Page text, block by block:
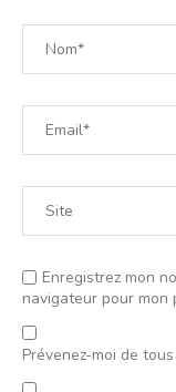
Enregistrez mon
navigateur pour mon
Prévenez-moi de